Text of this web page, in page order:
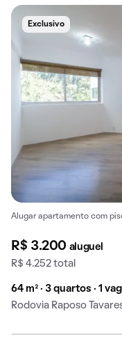
Exclusivo
Alugar apartamento com
R$ 3.200 aluguel
R$ 4.252 total
64 m² · 3 quartos · 1
Rodovia Raposo